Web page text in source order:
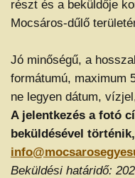
részt és a beküldője
Mocsáros-dűlő
Jó minőségű, a
formátumú, maximum
ne legyen dátum,
A jelentkezés a fotó
beküldésével
Beküldési határidő: